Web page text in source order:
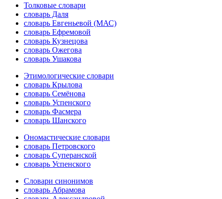
Толковые словари
словарь Даля
словарь Евгеньевой (МАС)
словарь Ефремовой
словарь Кузнецова
словарь Ожегова
словарь Ушакова
Этимологические словари
словарь Крылова
словарь Семёнова
словарь Успенского
словарь Фасмера
словарь Шанского
Ономастические словари
словарь Петровского
словарь Суперанской
словарь Успенского
Словари синонимов
словарь Абрамова